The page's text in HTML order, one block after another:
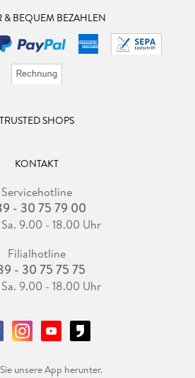
& BEQUEM BEZAHLEN
TRUSTED SHOPS
KONTAKT
Servicehotline
- 30 75 79 00
9.00 - 18.00 Uhr
Filialhotline
- 30 75 75 75
9.00 - 18.00 Uhr
unsere App herunter.